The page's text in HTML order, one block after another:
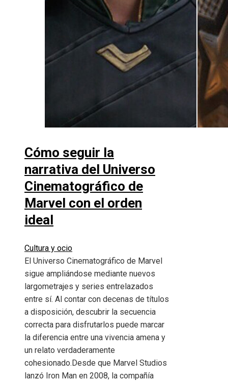
Cómo seguir la
narrativa del Universo
Cinematográfico de
Marvel con el orden
ideal
Cultura y ocio
El Universo Cinematográfico de Marvel
sigue ampliándose mediante nuevos
largometrajes y series entrelazados
entre sí. Al contar con decenas de títulos
a disposición, descubrir la secuencia
correcta para disfrutarlos puede marcar
la diferencia entre una vivencia amena y
un relato verdaderamente
cohesionado.Desde que Marvel Studios
lanzó Iron Man en 2008, la compañía